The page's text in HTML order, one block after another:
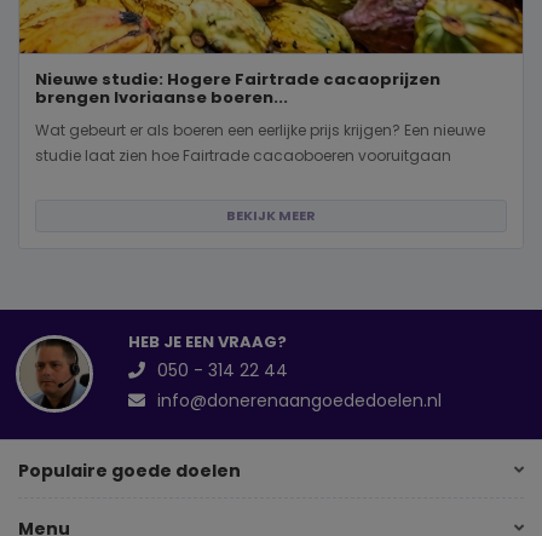
Nieuwe studie: Hogere Fairtrade cacaoprijzen
brengen Ivoriaanse boeren...
Wat gebeurt er als boeren een eerlijke prijs krijgen? Een nieuwe
studie laat zien hoe Fairtrade cacaoboeren vooruitgaan
BEKIJK MEER
HEB JE EEN VRAAG?
050 - 314 22 44
info@donerenaangoededoelen.nl
Populaire goede doelen
Menu